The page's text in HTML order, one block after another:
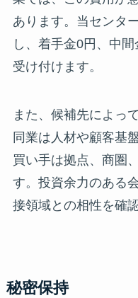
あります。当センタ
し、着手金0円、中
受け付けます。
また、候補先によっ
同業は人材や顧客基
買い手は拠点、商圏
す。投資余力のある
接領域との相性を確
秘密保持